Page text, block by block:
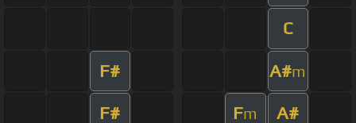
C
F# A#m
F# Fm A#